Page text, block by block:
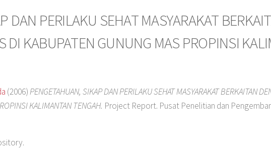
DAN PERILAKU SEHAT MASYARAKAT
DI KABUPATEN GUNUNG MAS PROPINSI
(2006)PENGETAHUAN, SIKAP DAN PERILAKU SEHAT MASYARAKAT BERKAITAN
KALIMANTAN TENGAH. Project Report. Pusat Penelitian dan